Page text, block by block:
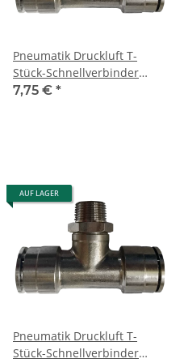
Pneumatik Druckluft T-
Stück-Schnellverbinder
(MPT) Ø 10 mm mit Gewinde
7,75 € *
AUF LAGER
Pneumatik Druckluft T-
Stück-Schnellverbinder